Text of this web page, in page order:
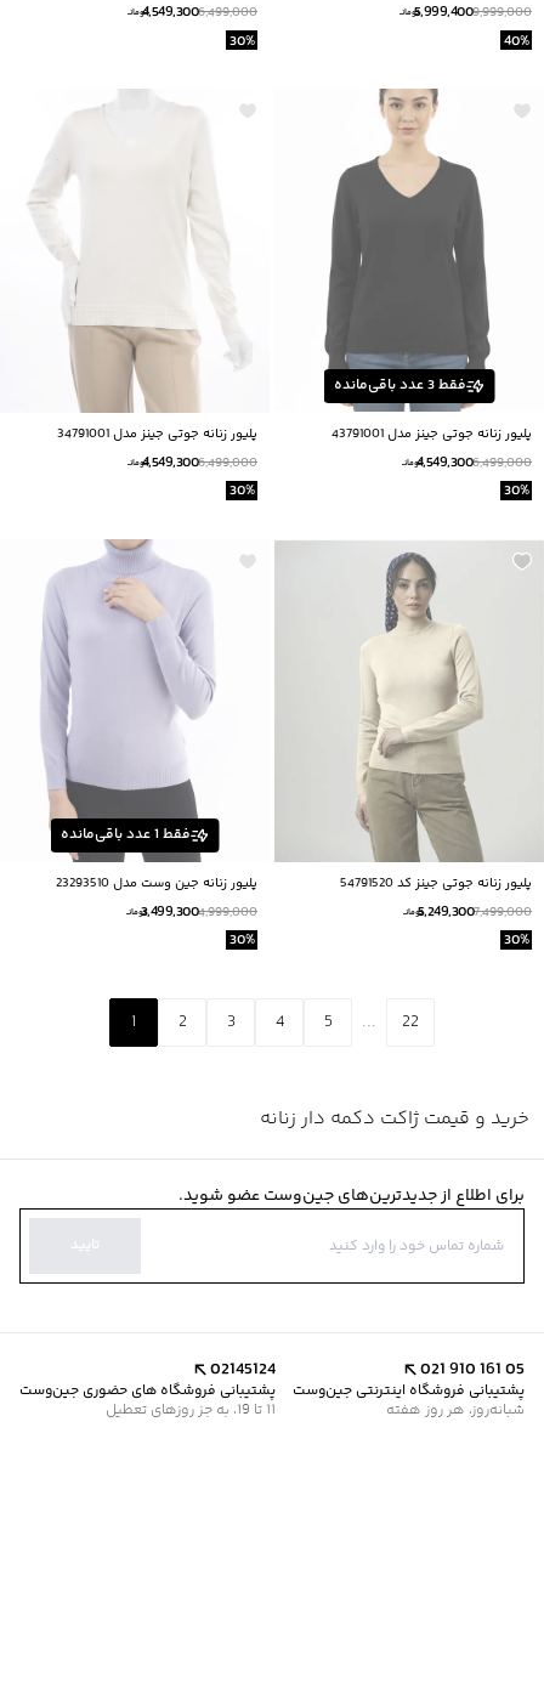
9,999,000
5,999,400تومانــ
40%
6,499,000
4,549,300تومانــ
30%
فقط3عدد باقی‌مانده
پلیور زنانه جوتی جینز مدل 43791001
6,499,000
4,549,300تومانــ
30%
پلیور زنانه جوتی جینز مدل 34791001
6,499,000
4,549,300تومانــ
30%
پلیور زنانه جوتی جینز کد 54791520
7,499,000
5,249,300تومانــ
30%
فقط 1عدد باقی‌مانده
پلیور زنانه جین وست مدل 23293510
4,999,000
3,499,300تومانــ
30%
1 2 3 4 5 ... 22
خرید و قیمت ژاکت دکمه دار زنانه
برای اطلاع از جدیدترین‌های جین‌وست عضو شوید.
تایید
021 910 161 05
پشتیبانی فروشگاه اینترنتی جین‌وست
شبانه‌روز، هر روز هفته
02145124
پشتیبانی فروشگاه های حضوری جین‌وست
11 تا 19، به جز روزهای تعطیل